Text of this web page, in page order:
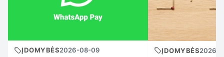
ĮDOMYBĖS2026-08-09 ĮDOMYBĖS2026-